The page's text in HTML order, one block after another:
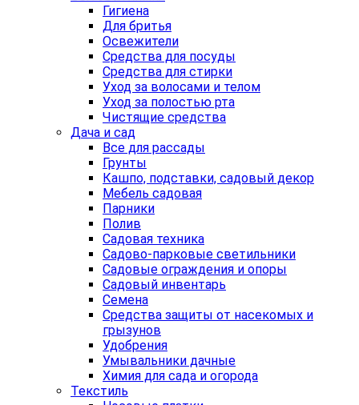
Гигиена
Для бритья
Освежители
Средства для посуды
Средства для стирки
Уход за волосами и телом
Уход за полостью рта
Чистящие средства
Дача и сад
Все для рассады
Грунты
Кашпо, подставки, садовый декор
Мебель садовая
Парники
Полив
Садовая техника
Садово-парковые светильники
Садовые ограждения и опоры
Садовый инвентарь
Семена
Средства защиты от насекомых и
грызунов
Удобрения
Умывальники дачные
Химия для сада и огорода
Текстиль